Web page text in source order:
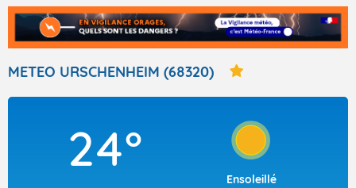
TOUS LES RÉSULTATS
Articles
METEO URSCHENHEIM (68320)
24°
Ensoleillé